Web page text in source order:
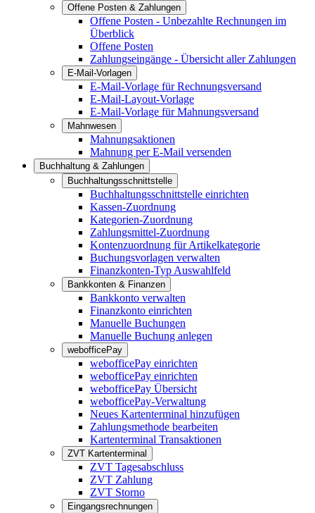
Offene Posten & Zahlungen
Offene Posten - Unbezahlte Rechnungen im
Überblick
Offene Posten
Zahlungseingänge - Übersicht aller Zahlungen
E-Mail-Vorlagen
E-Mail-Vorlage für Rechnungsversand
E-Mail-Layout-Vorlage
E-Mail-Vorlage für Mahnungsversand
Mahnwesen
Mahnungsaktionen
Mahnung per E-Mail versenden
Buchhaltung & Zahlungen
Buchhaltungsschnittstelle
Buchhaltungsschnittstelle einrichten
Kassen-Zuordnung
Kategorien-Zuordnung
Zahlungsmittel-Zuordnung
Kontenzuordnung für Artikelkategorie
Buchungsvorlagen verwalten
Finanzkonten-Typ Auswahlfeld
Bankkonten & Finanzen
Bankkonto verwalten
Finanzkonto einrichten
Manuelle Buchungen
Manuelle Buchung anlegen
webofficePay
webofficePay einrichten
webofficePay einrichten
webofficePay Übersicht
webofficePay-Verwaltung
Neues Kartenterminal hinzufügen
Zahlungsmethode bearbeiten
Kartenterminal Transaktionen
ZVT Kartenterminal
ZVT Tagesabschluss
ZVT Zahlung
ZVT Storno
Eingangsrechnungen